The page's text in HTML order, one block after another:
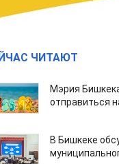
ЧИТАЮТ
Мэрия
отправиться
В Бишкеке